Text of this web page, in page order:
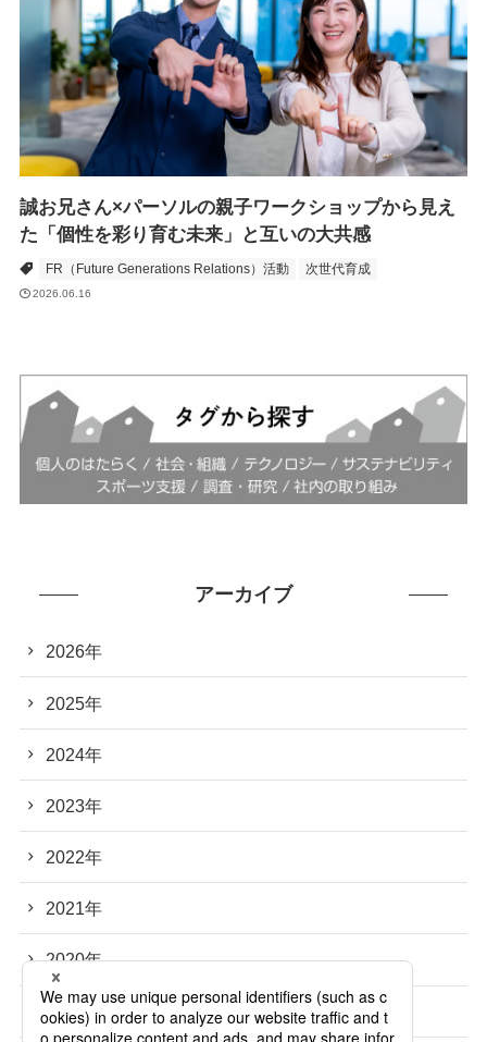
誠お兄さん×パーソルの親子ワークショップから見え
た「個性を彩り育む未来」と互いの大共感
FR（Future Generations Relations）活動 次世代育成
2026.06.16
アーカイブ
2026年
2025年
2024年
2023年
2022年
2021年
2020年
2019年